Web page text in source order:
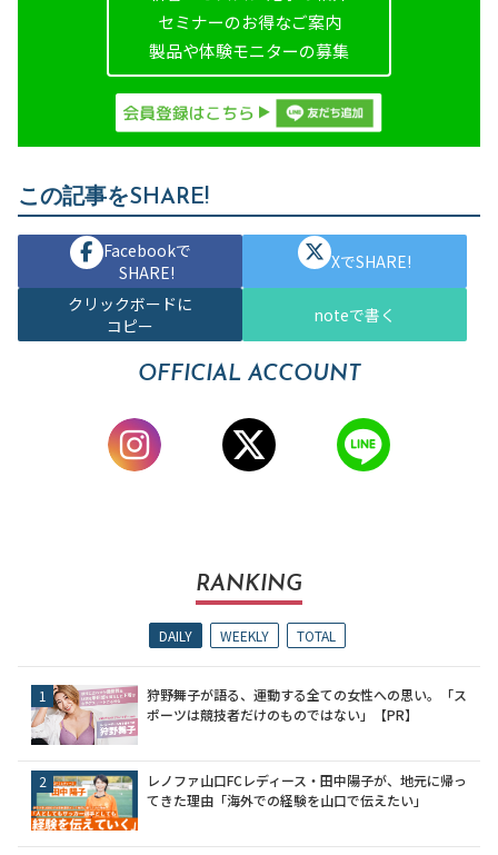
セミナーのお得なご案内
製品や体験モニターの募集
この記事をSHARE!
Facebookで
SHARE!
XでSHARE!
クリックボードに
コピー
noteで書く
OFFICIAL ACCOUNT
RANKING
DAILY WEEKLY TOTAL
狩野舞子が語る、運動する全ての女性への思い。「ス
ポーツは競技者だけのものではない」【PR】
レノファ山口FCレディース・田中陽子が、地元に帰っ
てきた理由「海外での経験を山口で伝えたい」